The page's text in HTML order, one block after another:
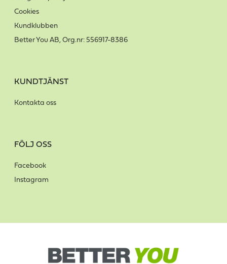
Cookies
Kundklubben
Better You AB, Org.nr: 556917-8386
KUNDTJÄNST
Kontakta oss
FÖLJ OSS
Facebook
Instagram